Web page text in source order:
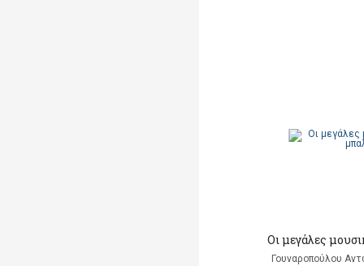
Οι μεγάλες
Γουναροπούλου